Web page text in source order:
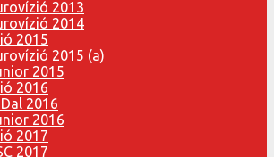
2013
2014
2015
2015 (a)
2015
2016
2016
2016
2017
2017